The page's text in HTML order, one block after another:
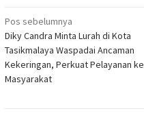
Navigasi
pos
Pos sebelumnya
Diky Candra Minta Lurah di Kota
Tasikmalaya Waspadai Ancaman
Kekeringan, Perkuat Pelayanan ke
Masyarakat